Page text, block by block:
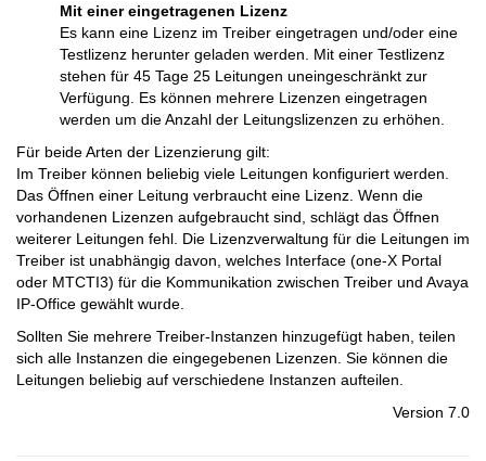
Mit einer eingetragenen Lizenz
Es kann eine Lizenz im Treiber eingetragen und/oder eine
Testlizenz herunter geladen werden. Mit einer Testlizenz
stehen für 45 Tage 25 Leitungen uneingeschränkt zur
Verfügung. Es können mehrere Lizenzen eingetragen
werden um die Anzahl der Leitungslizenzen zu erhöhen.
Für beide Arten der Lizenzierung gilt:
Im Treiber können beliebig viele Leitungen konfiguriert werden.
Das Öffnen einer Leitung verbraucht eine Lizenz. Wenn die
vorhandenen Lizenzen aufgebraucht sind, schlägt das Öffnen
weiterer Leitungen fehl. Die Lizenzverwaltung für die Leitungen im
Treiber ist unabhängig davon, welches Interface (one-X Portal
oder MTCTI3) für die Kommunikation zwischen Treiber und Avaya
IP-Office gewählt wurde.
Sollten Sie mehrere Treiber-Instanzen hinzugefügt haben, teilen
sich alle Instanzen die eingegebenen Lizenzen. Sie können die
Leitungen beliebig auf verschiedene Instanzen aufteilen.
Version 7.0